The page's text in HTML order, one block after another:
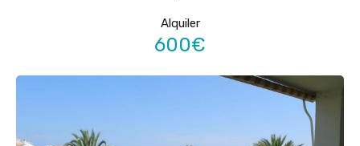
Alquiler
600€